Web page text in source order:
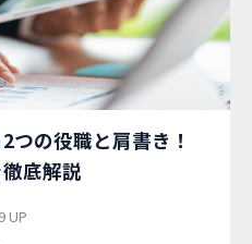
つの役職と肩書き！
底解説
UP